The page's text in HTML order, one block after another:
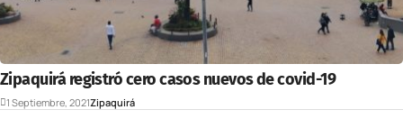
Zipaquirá registró cero casos nuevos de covid-19
1 Septiembre, 2021Zipaquirá